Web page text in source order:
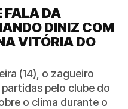
FALA DA
DINIZ COM
VITÓRIA DO
(14), o zagueiro
pelo clube do
o clima durante o